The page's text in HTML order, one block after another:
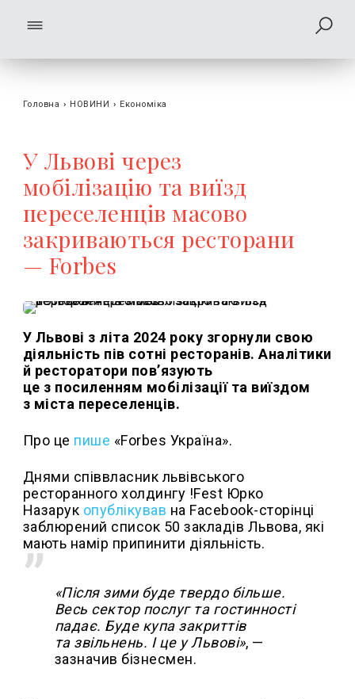
Головна › НОВИНИ › Економіка
У Львові через
мобілізацію та виїзд
переселенців масово
закриваються ресторани
— Forbes
У Львові з літа 2024 року згорнули свою
діяльність пів сотні ресторанів. Аналітики
й ресторатори пов’язують
це з посиленням мобілізації та виїздом
з міста переселенців.
Про це пише «Forbes Україна».
Днями співвласник львівського
ресторанного холдингу !Fest Юрко
Назарук опублікував на Facebook-сторінці
заблюрений список 50 закладів Львова, які
мають намір припинити діяльність.
«Після зими буде твердо більше.
Весь сектор послуг та гостинності
падає. Буде купа закриттів
та звільнень. І це у Львові», —
зазначив бізнесмен.